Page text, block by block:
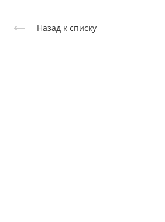
Назад к списку